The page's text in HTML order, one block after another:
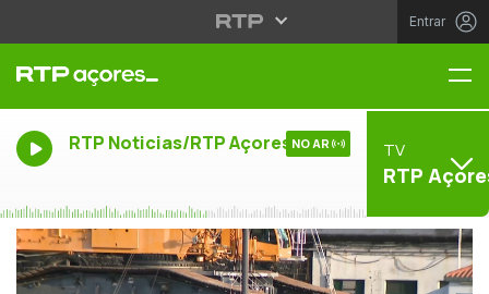
Entrar
RTP Noticias/RTP Açores NO AR TV
RTP